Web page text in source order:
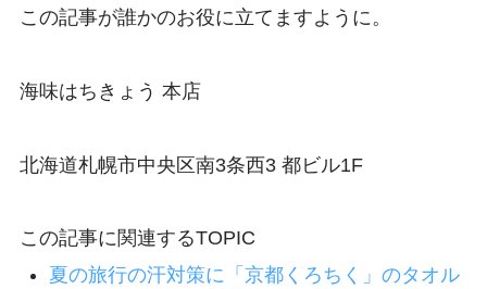
この記事が誰かのお役に立てますように。
海味はちきょう 本店
北海道札幌市中央区南3条西3 都ビル1F
この記事に関連するTOPIC
夏の旅行の汗対策に「京都くろちく」のタオル